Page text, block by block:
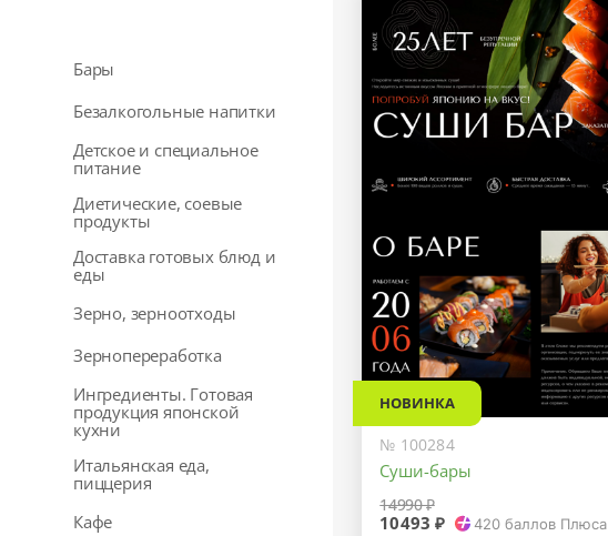
Бары
Безалкогольные напитки
Детское и специальное
питание
Диетические, соевые
продукты
Доставка готовых блюд и
еды
Зерно, зерноотходы
Зернопереработка
Ингредиенты. Готовая
продукция японской
кухни
Итальянская еда,
пиццерия
Кафе
НОВИНКА
№ 100284
Суши-бары
14990 ₽
10493 ₽ 420баллов Плюса